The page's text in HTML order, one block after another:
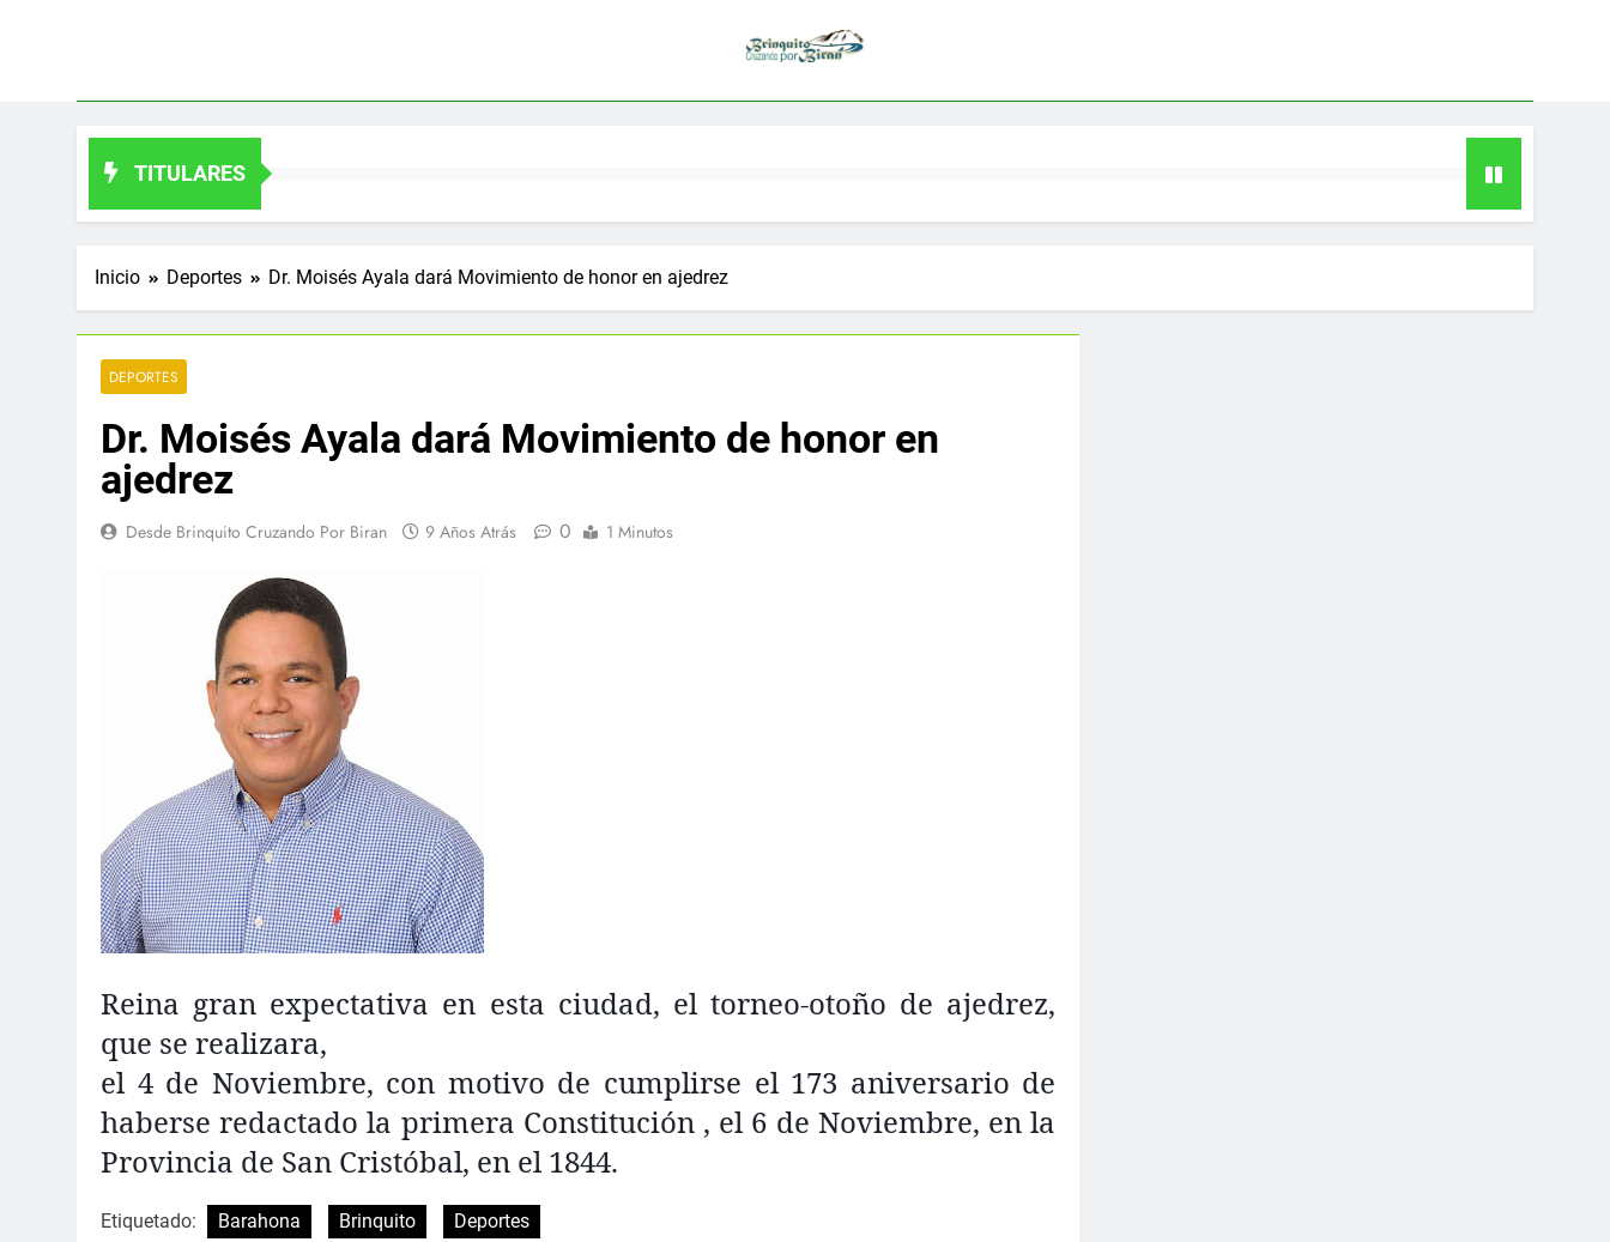
TITULARES
Inicio Deportes Dr. Moisés Ayala dará Movimiento de honor en ajedrez
DEPORTES
Dr. Moisés Ayala dará Movimiento de honor en
ajedrez
Desde Brinquito Cruzando Por Biran 9 Años Atrás 0 1 Minutos
Reina gran expectativa en esta ciudad, el torneo-otoño de ajedrez,
que se realizara,
el 4 de Noviembre, con motivo de cumplirse el 173 aniversario de
haberse redactado la primera Constitución , el 6 de Noviembre, en la
Provincia de San Cristóbal, en el 1844.
Etiquetado: Barahona Brinquito Deportes